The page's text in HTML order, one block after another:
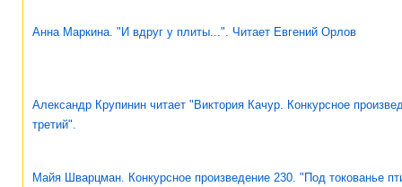
Анна Маркина. "И вдруг у плиты...". Читает Евгений Орлов
Александр Крупинин читает "Виктория Качур. Конкурсное
третий".
Майя Шварцман. Конкурсное произведение 230. "Под токованье